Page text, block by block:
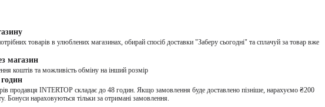
товарів в улюблених магазинах, обирай спосіб доставки "Заберу сьогодні" та сплачуй за товар вже
магазин
коштів та можливість обміну на інший розмір
продавця INTERTOP складає до 48 годин. Якщо замовлення буде доставлено пізніше, нарахуємо ₴200
Бонуси нараховуються тільки за отримані замовлення.